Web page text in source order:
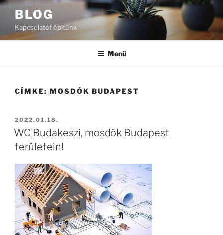
Tartalomhoz
BLOG
Kapcsolatot építünk
Menü
CÍMKE: MOSDÓK BUDAPEST
BEKÜLDVE:
2022.01.18.
WC Budakeszi, mosdók Budapest
területein!